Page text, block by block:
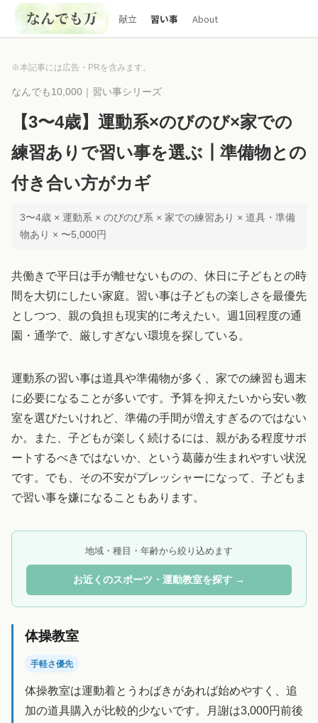
献立 習い事 About
※本記事には広告・PRを含みます。
なんでも10,000｜習い事シリーズ
【3〜4歳】運動系×のびのび×家での
練習ありで習い事を選ぶ┃準備物との
付き合い方がカギ
3〜4歳 × 運動系 × のびのび系 × 家での練習あり × 道具・準備
物あり × 〜5,000円
共働きで平日は手が離せないものの、休日に子どもとの時
間を大切にしたい家庭。習い事は子どもの楽しさを最優先
としつつ、親の負担も現実的に考えたい。週1回程度の通
園・通学で、厳しすぎない環境を探している。
運動系の習い事は道具や準備物が多く、家での練習も週末
に必要になることが多いです。予算を抑えたいから安い教
室を選びたいけれど、準備の手間が増えすぎるのではない
か。また、子どもが楽しく続けるには、親がある程度サポ
ートするべきではないか、という葛藤が生まれやすい状況
です。でも、その不安がプレッシャーになって、子どもま
で習い事を嫌になることもあります。
地域・種目・年齢から絞り込めます
お近くのスポーツ・運動教室を探す →
体操教室
手軽さ優先
体操教室は運動着とうわばきがあれば始めやすく、追
加の道具購入が比較的少ないです。月謝は3,000円前後